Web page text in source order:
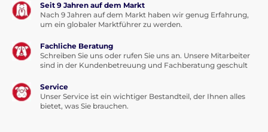
Rohprotein 26 %, Fettgehalt 14 %, Rohfaser 3 %,
Rohasche 7 %, Feuchtigkeit 10 %, Omega-3 0,9 %,
Omega-6 1,8 %, EPA (20:5 n3) 0,3 %, DHA (22:6 n3) 0,5 %,
Calcium 1,4 %, Phosphor 1 %.
Seit 9 Jahren auf dem Markt
Nach 9 Jahren auf dem Markt haben wir genug Erfahrung,
um ein globaler Marktführer zu werden.
Fachliche Beratung
Schreiben Sie uns oder rufen Sie uns an. Unsere Mitarbeiter
sind in der Kundenbetreuung und Fachberatung geschult
Service
Unser Service ist ein wichtiger Bestandteil, der Ihnen alles
bietet, was Sie brauchen.